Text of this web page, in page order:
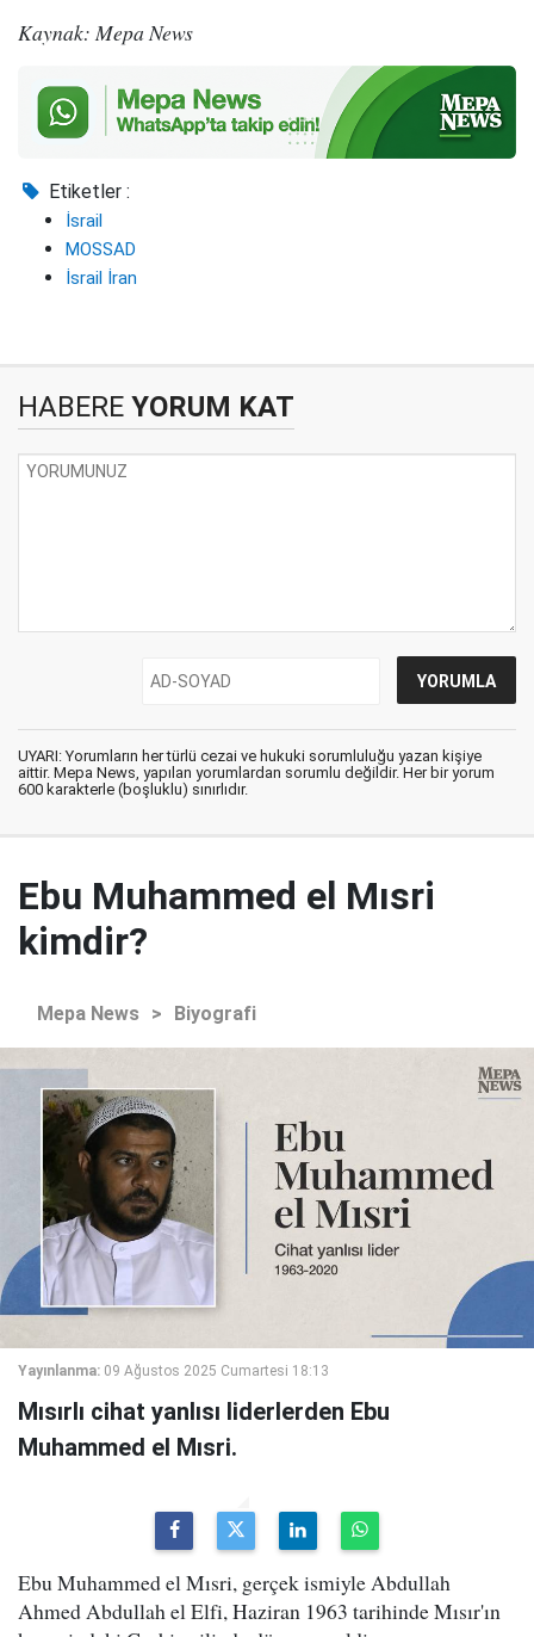
Kaynak: Mepa News
Etiketler :
İsrail
MOSSAD
İsrail İran
HABERE YORUM KAT
UYARI: Yorumların her türlü cezai ve hukuki sorumluluğu yazan kişiye
aittir. Mepa News, yapılan yorumlardan sorumlu değildir. Her bir yorum
600 karakterle (boşluklu) sınırlıdır.
Ebu Muhammed el Mısri
kimdir?
Mepa News > Biyografi
Yayınlanma: 09 Ağustos 2025 Cumartesi 18:13
Mısırlı cihat yanlısı liderlerden Ebu
Muhammed el Mısri.
Ebu Muhammed el Mısri, gerçek ismiyle Abdullah
Ahmed Abdullah el Elfi, Haziran 1963 tarihinde Mısır'ın